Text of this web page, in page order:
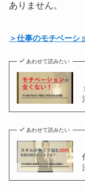
ありません。
＞仕事のモチベーシ
あわせて読みたい
あわせて読みたい